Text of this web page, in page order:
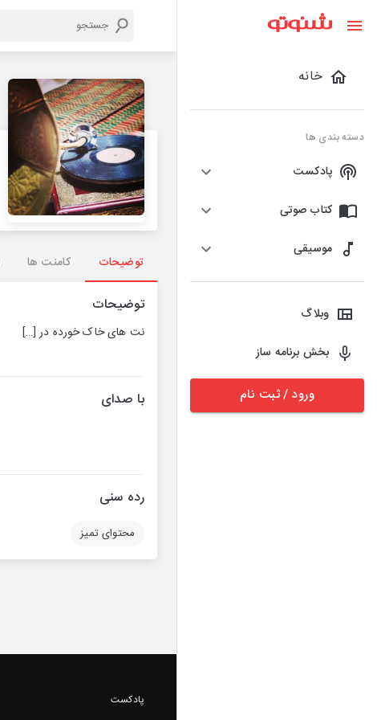
خانه
دسته بندی ها
پادکست
کتاب صوتی
موسیقی
وبلاگ
بخش برنامه ساز
ورود / ثبت نام
توضیحات کامنت ها
توضیحات
نت های خاک خورده در[…]
با صدای
رده سنی
محتوای تمیز
پادکست